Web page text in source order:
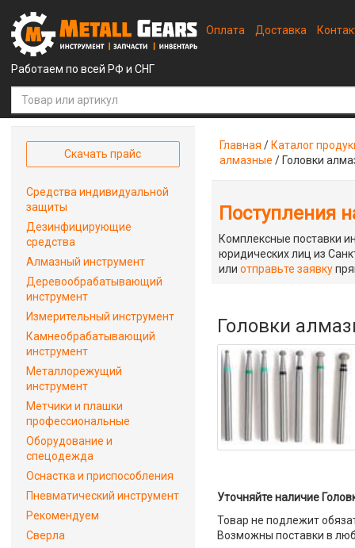
Работаем по всей РФ и СНГ
Оплата Доставка
Главная / Каталог
алмазные / Головки
Поступления
Комплексные поставки
юридических лиц из
илиотправьте заявку
Головки
Уточняйте наличие
Товар не подлежит
Возможны поставки в
Скачать прайс
Средства индивидуальной
защиты
Дезинфицирующие
средства
Алмазный инструмент
Деревообрабатывающий
инструмент
Измерительный инструмент
Камнеобрабатывающий
инструмент
Металлорежущий
инструмент
Метчики и плашки
профессиональные
Оборудование и
спецодежда
Оснастка и приспособления
Пневматический инструмент
Рекомендуем
Сверла